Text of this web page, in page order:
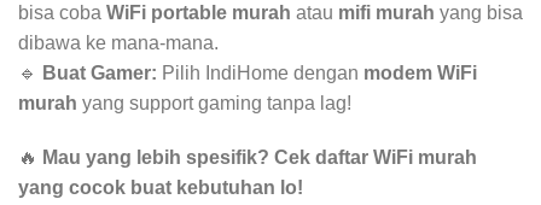
bisa coba WiFi portable murah atau mifi murah yang bisa
dibawa ke mana-mana.
🔹
Buat Gamer: Pilih IndiHome dengan modem WiFi
murah yang support gaming tanpa lag!
🔥 Mau yang lebih spesifik? Cek daftar WiFi murah
yang cocok buat kebutuhan lo!